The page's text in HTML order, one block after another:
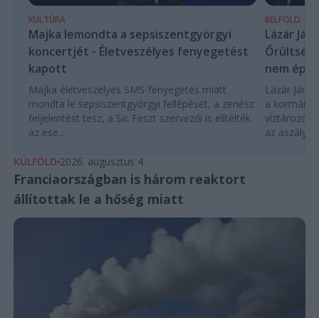
KULTÚRA
Majka lemondta a sepsiszentgyörgyi
koncertjét - Életveszélyes fenyegetést
kapott
Majka életveszélyes SMS-fenyegetés miatt
mondta le sepsiszentgyörgyi fellépését, a zenész
feljelentést tesz, a Sic Feszt szervezői is elítélték
az ese...
BELFÖLD
Lázár
Őrültség
nem
Lázár
a kormány
az
KÜLFÖLD 2026. augusztus 4.
Franciaországban is három reaktort
állítottak le a hőség miatt